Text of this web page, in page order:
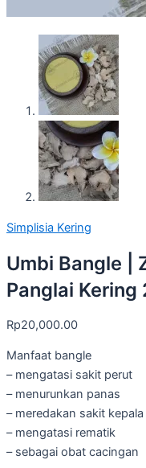
Simplisia Kering
Umbi Bangle |
Panglai Kering
Rp20,000.00
Manfaat bangle
– mengatasi sakit perut
– menurunkan panas
– meredakan sakit kepala
– mengatasi rematik
– sebagai obat cacingan